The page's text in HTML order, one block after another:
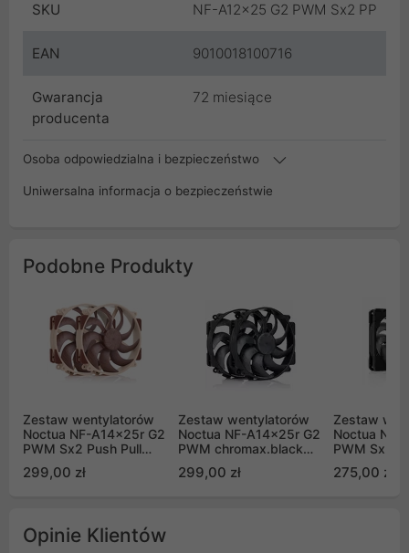
SKU NF-A12x25 G2 PWM Sx2 PP
EAN 9010018100716
Gwarancja
producenta
72 miesiące
Osoba odpowiedzialna i bezpieczeństwo
Uniwersalna informacja o bezpieczeństwie
Podobne Produkty
Zestaw wentylatorów
Noctua NF-A14x25r G2
PWM Sx2 Push Pull
140mm
299,00 zł
Zestaw wentylatorów
Noctua NF-A14x25r G2
PWM chromax.black
Sx2-PP Rounded
Sterrox 140mm Push
299,00 zł
Zestaw
Noctua NF-
PWM Sx2-
275,00 zł
Opinie Klientów